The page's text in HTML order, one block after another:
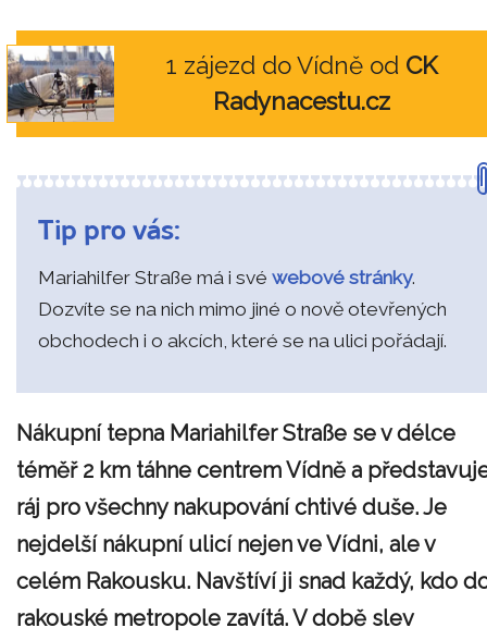
1 zájezd do Vídně od CK
Radynacestu.cz
Tip pro vás:
Mariahilfer Straße má i své webové stránky.
Dozvíte se na nich mimo jiné o nově otevřených
obchodech i o akcích, které se na ulici pořádají.
Nákupní tepna Mariahilfer Straße se v délce
téměř 2 km táhne centrem Vídně a
ráj pro všechny nakupování chtivé duše. Je
nejdelší nákupní ulicí nejen ve Vídni, ale v
celém Rakousku. Navštíví ji snad každý, kdo
rakouské metropole zavítá. V době slev